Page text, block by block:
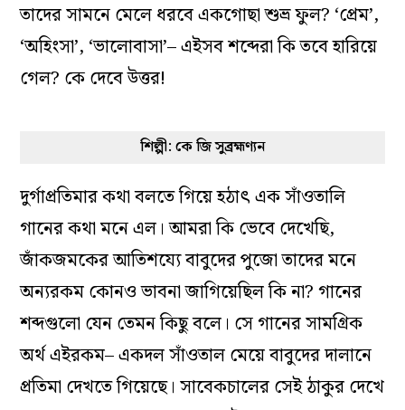
তাদের সামনে মেলে ধরবে একগোছা শুভ্র ফুল? ‘প্রেম’,
‘অহিংসা’, ‘ভালোবাসা’– এইসব শব্দেরা কি তবে হারিয়ে
গেল? কে দেবে উত্তর!